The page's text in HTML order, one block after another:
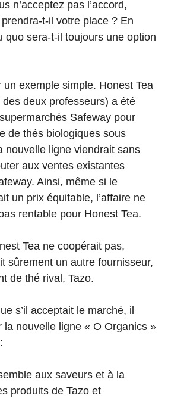
n’acceptez pas l’accord,
prendra-t-il votre place ? En
quo sera-t-il toujours une option
un exemple simple. Honest Tea
des deux professeurs) a été
Safeway pour
de thés biologiques sous
nouvelle ligne viendrait sans
aux ventes existantes
Ainsi, même si le
un prix équitable, l’affaire ne
rentable pour Honest Tea.
Tea ne coopérait pas,
sûrement un autre fournisseur,
de thé rival, Tazo.
s’il acceptait le marché, il
la nouvelle ligne « O Organics »
aux saveurs et à la
produits de Tazo et